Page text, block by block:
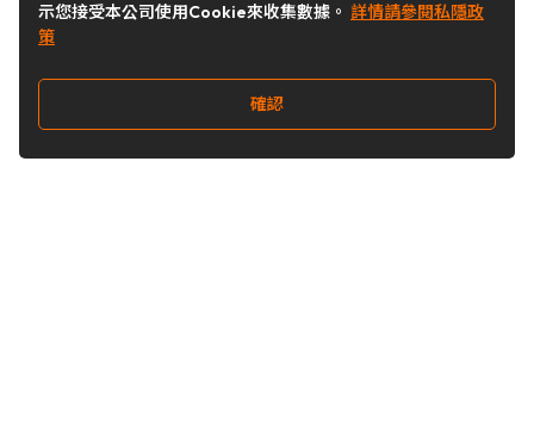
示您接受本公司使用Cookie來收集數據。 詳情請參閱私隱政
策
確認